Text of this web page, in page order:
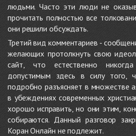
людьми. Часто эти люди не
прочитать полностью все
они решили обсуждать.
Третий вид комментариев -
желающих протолкнуть свою
сайт, что естественно
допустимым здесь в силу того,
подробно разъясняет в множестве
в убеждениях современных
хорошо исправить, но они этим,
собираются. Данный разговор
Коран Онлайн не подлежит.